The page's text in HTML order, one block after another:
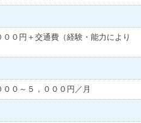
０円＋交通費（経験・能力により
０～５，０００円／月